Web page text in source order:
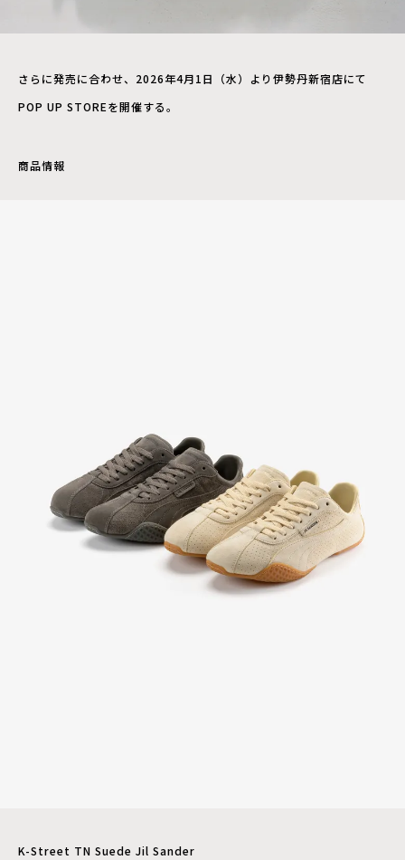
さらに発売に合わせ、2026年4月1日（水）より伊勢丹新宿店にて
POP UP STOREを開催する。
商品情報
K-Street TN Suede Jil Sander